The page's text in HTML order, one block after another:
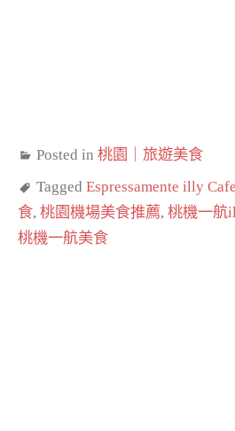
Posted in 桃園｜旅遊美食
Tagged Espressamente illy Cafe
食, 桃園機場美食推薦, 桃機一航
桃機一航美食